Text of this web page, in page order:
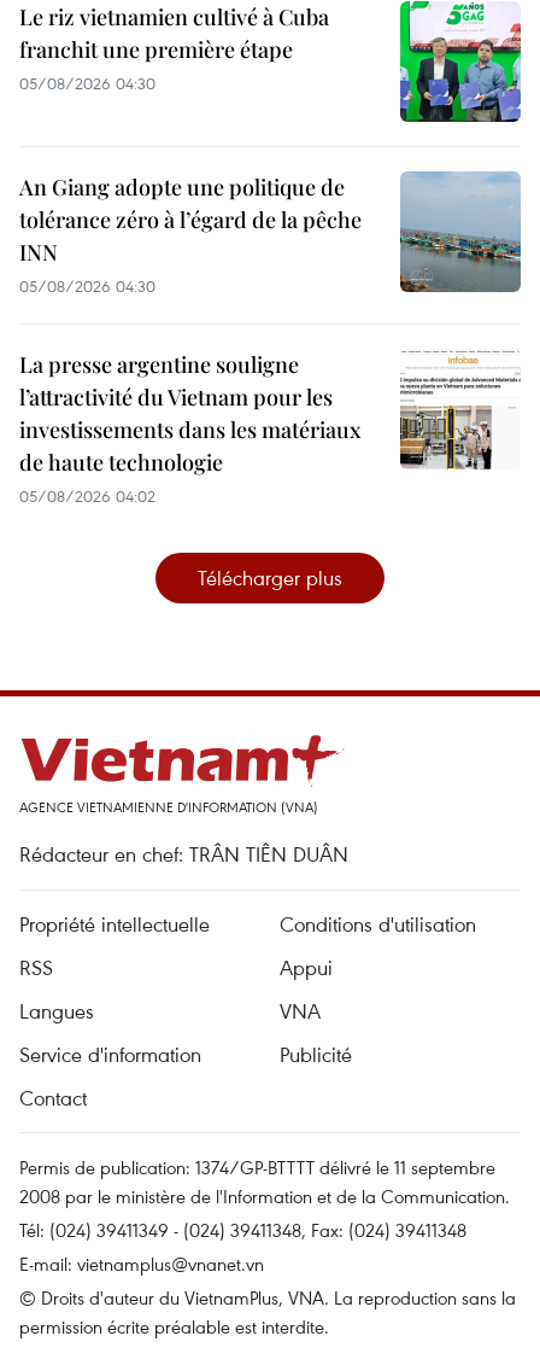
Le riz vietnamien cultivé à Cuba
franchit une première étape
05/08/2026 04:30
An Giang adopte une politique de
tolérance zéro à l’égard de la pêche
INN
05/08/2026 04:30
La presse argentine souligne
l’attractivité du Vietnam pour les
investissements dans les matériaux
de haute technologie
05/08/2026 04:02
Télécharger plus
AGENCE VIETNAMIENNE D'INFORMATION (VNA)
Rédacteur en chef: TRÂN TIÊN DUÂN
Propriété intellectuelle
Conditions d'utilisation
RSS
Appui
Langues
VNA
Service d'information
Publicité
Contact
Permis de publication: 1374/GP-BTTTT délivré le 11 septembre
2008 par le ministère de l'Information et de la Communication.
Tél: (024) 39411349 - (024) 39411348, Fax: (024) 39411348
E-mail: vietnamplus@vnanet.vn
© Droits d'auteur du VietnamPlus, VNA. La reproduction sans la
permission écrite préalable est interdite.